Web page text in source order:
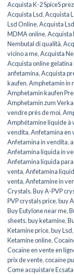
Acquista K-2 SpiceS
Acquista Lsd,Acquista
Lsd Online,Acquista
MDMA online,Acquista
Nembutal di qualità,
vicino a me,Acquista
Acquista online gelatina
anfetamina,Acquista
kaufen,Amphetamin in
Amphetamin kaufen
Amphetamin zum
vendre près de moi,
Amphétamine liquide à
vendita,Anfetamina en
Anfetamina in vendita,
Anfetamina liquida in
Anfetamina líquida
venta,Anfetamina
venta,Anfetamine in
Crystals,Buy A-PVP
PVP crystals price,buy
Buy Eutylone near me,
sheets,buy ketamine,
Ketamine price,buy Lsd,
Ketamine online,
Cocaïne en vente en
prix de vente,cocaïne
Come acquistare